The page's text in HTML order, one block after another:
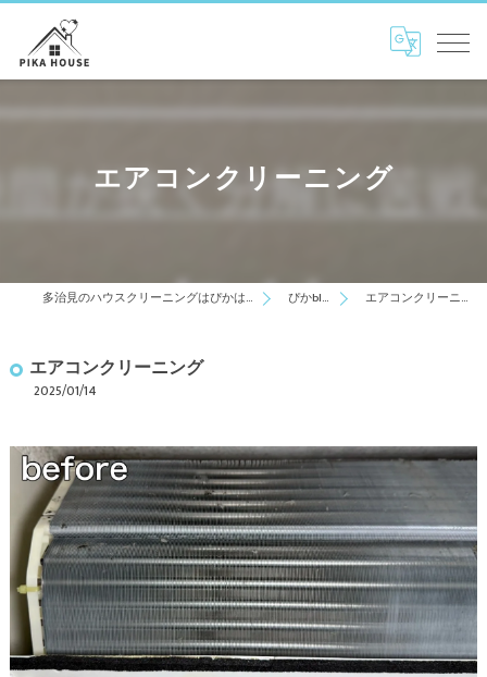
エアコンクリーニング
多治見のハウスクリーニングはぴかはうす ぴかblog エアコンクリーニング
エアコンクリーニング
2025/01/14